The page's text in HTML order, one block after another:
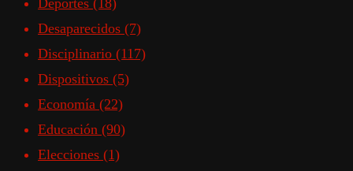
Deportes (18)
Desaparecidos (7)
Disciplinario (117)
Dispositivos (5)
Economía (22)
Educación (90)
Elecciones (1)